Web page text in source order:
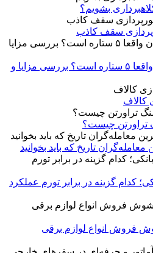
بشویم؟
سقف کاذب
آیا هتل نور حیات تهران واقعا ۵ ستاره است؟ بررسی مزایا و
کالاف
تراورتن چیست؟
کدام گزینه در برابر تورم عملکرد
فروش انواع لوازم برقی